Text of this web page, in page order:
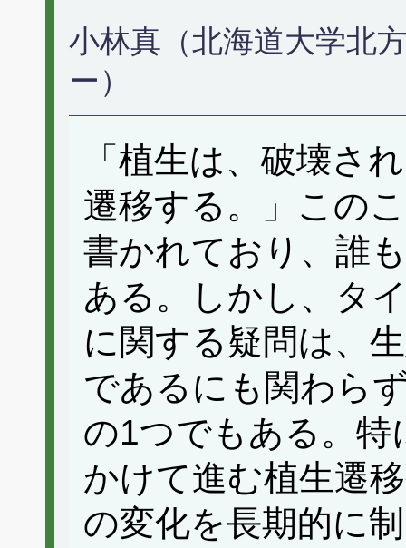
小林真（北海道大学北
ー）
「植生は、破壊さ
遷移する。」この
書かれており、誰
ある。しかし、タ
に関する疑問は、
であるにも関わら
の1つでもある。特
かけて進む植生遷
の変化を長期的に